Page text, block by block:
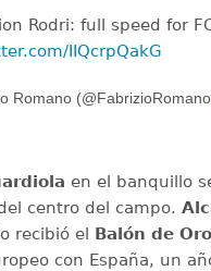
Rodri: full speed for
IIQcrpQakG
Romano
en el banquillo
centro del campo.
recibió el Balón de Oro
con España, un